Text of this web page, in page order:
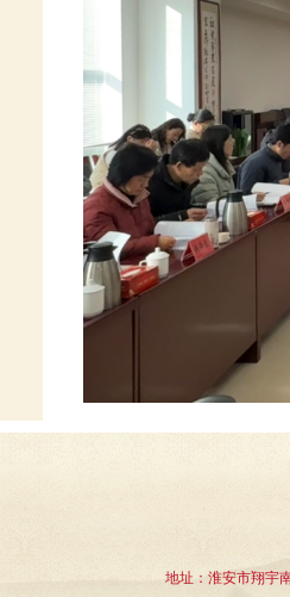
地址：淮安市翔宇